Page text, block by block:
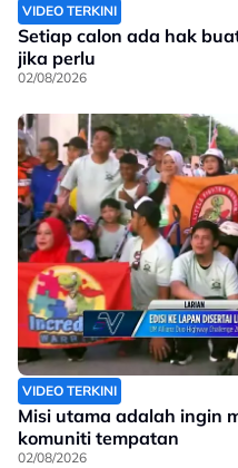
VIDEO TERKINI
Setiap calon ada hak
jika perlu
02/08/2026
VIDEO TERKINI
Misi utama adalah ingin
komuniti tempatan
02/08/2026